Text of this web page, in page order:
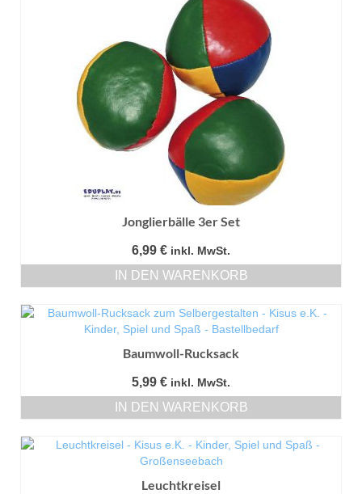
Jonglierbälle 3er Set
6,99 € inkl. MwSt.
IN DEN WARENKORB
Baumwoll-Rucksack
5,99 € inkl. MwSt.
IN DEN WARENKORB
Leuchtkreisel